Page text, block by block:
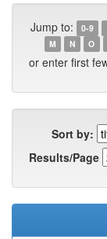
Jump to: 0-9
M
N O
or enter first
Sort by:
Results/Page